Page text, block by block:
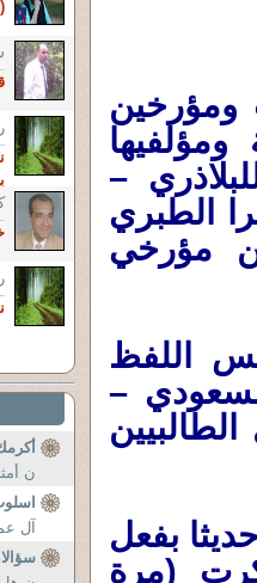
ومؤرخين
–
الطبري
من مؤرخي
اللفظ
–
بفعل
(مرة
(8 ) ( لاَ يَغُرَّنَّكَ تَقَلُّبُ الَّذِينَ كَفَرُواْ فِ
ن
آل